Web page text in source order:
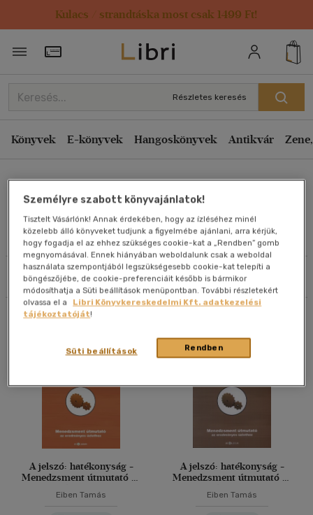
Kulacs / strandtáska most csak 1499 Ft!
Törzsvásárlói Kártya adatai
Részletes keresés
Könyvek E-könyvek Hangoskönyvek Antikvár
Eiben Tamás
Művei
Szűrés Rendezés
Rendezés
Kiadás éve szerint csökkenő
Ár szerint csökkenő
Eladott darabszám szerint csökkenő
Eladott darabszám szerint növekvő
Cím szerint A-Z
Szerző szerint A-Z
Megjelenítés
20 db / oldal
Alkalmaz
A jelszó: hatékonyság -
Menedzsment útmutató az
Eiben Tamás
A jelszó: hatékonyság -
Menedzsment útmutató az
Eiben Tamás
Személyre szabott könyvajánlatok!
Tisztelt Vásárlónk! Annak érdekében, hogy az ízléséhez minél
közelebb álló könyveket tudjunk a figyelmébe ajánlani, arra kérjük,
hogy fogadja el az ehhez szükséges cookie-kat a „Rendben” gomb
megnyomásával. Ennek hiányában weboldalunk csak a weboldal
használata szempontjából legszükségesebb cookie-kat telepíti a
böngészőjébe, de cookie-preferenciáit később is bármikor
módosíthatja a Süti beállítások menüpontban. További részletekért
olvassa el a
Libri Könyvkereskedelmi Kft. adatkezelési
tájékoztatóját!
Rendben
Süti beállítások